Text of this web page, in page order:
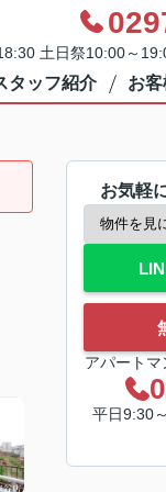
土日祭10:00～
タッフ紹介 お
お気軽
アパート
平日9:30